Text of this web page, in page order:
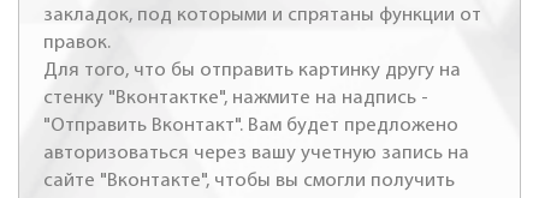
закладок, под которыми и спрятаны функции от
правок.
Для того, что бы отправить картинку другу на
стенку "Вконтактке", нажмите на надпись -
"Отправить Вконтакт". Вам будет предложено
авторизоваться через вашу учетную запись на
сайте "Вконтакте", чтобы вы смогли получить